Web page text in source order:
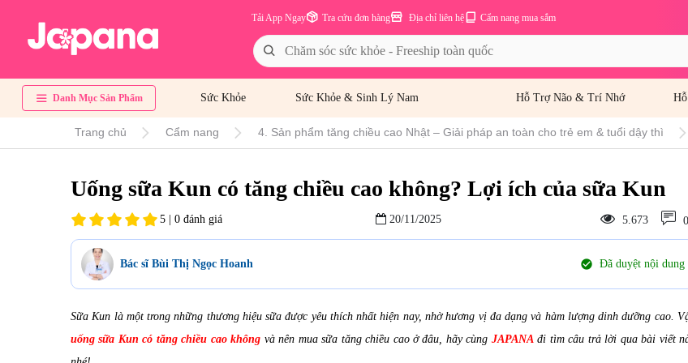
Cẩm nang mua sắm
Địa chỉ liên hệ
Tra cứu đơn hàng
Tải App Ngay
Danh Mục Sản Phẩm Sức Khỏe Sức Khỏe & Sinh Lý Nam Hỗ Trợ Não & Trí Nhớ
Trang chủ Cẩm nang 4. Sản phẩm tăng chiều cao Nhật – Giải pháp an toàn cho trẻ em & tuổi dậy thì
Uống sữa Kun có tăng chiều cao không? Lợi ích của sữa Kun
5 | 0 đánh giá 20/11/2025 5.673 0
Bác sĩ Bùi Thị Ngọc Hoanh check_circle Đã duyệt nội dung
Sữa Kun là một trong những thương hiệu sữa được yêu thích nhất hiện nay, nhờ hương vị đa dạng và hàm lượng dinh dưỡng cao.
uống sữa Kun có tăng chiều cao không và nên mua sữa tăng chiều cao ở đâu, hãy cùng JAPANA đi tìm câu trả lời qua bài viết